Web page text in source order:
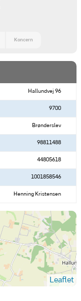
Koncern
Hallundvej 96
9700
Brønderslev
98811488
44805618
1001858546
Henning Kristensen
Leaflet